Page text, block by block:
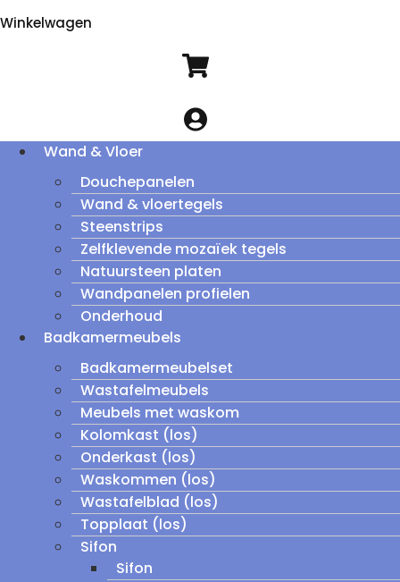
Winkelwagen
Wand & Vloer
Douchepanelen
Wand & vloertegels
Steenstrips
Zelfklevende mozaïek tegels
Natuursteen platen
Wandpanelen profielen
Onderhoud
Badkamermeubels
Badkamermeubelset
Wastafelmeubels
Meubels met waskom
Kolomkast (los)
Onderkast (los)
Waskommen (los)
Wastafelblad (los)
Topplaat (los)
Sifon
Sifon